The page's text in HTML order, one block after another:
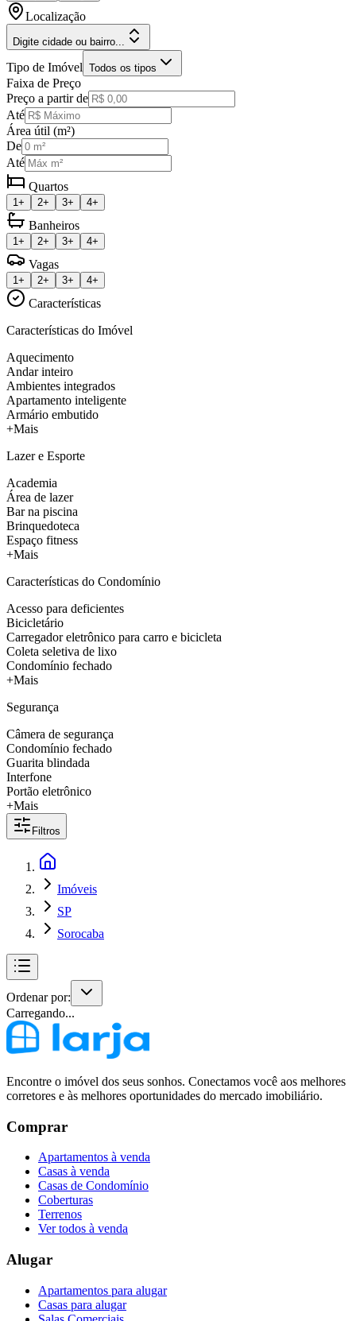
Localização
Digite cidade ou bairro...
Tipo de Imóvel Todos os tipos
Faixa de Preço
Preço a partir de
Até
Área útil (m²)
De
Até
Quartos
1+ 2+ 3+ 4+
Banheiros
1+ 2+ 3+ 4+
Vagas
1+ 2+ 3+ 4+
Características
Características do Imóvel
Aquecimento
Andar inteiro
Ambientes integrados
Apartamento inteligente
Armário embutido
+Mais
Lazer e Esporte
Academia
Área de lazer
Bar na piscina
Brinquedoteca
Espaço fitness
+Mais
Características do Condomínio
Acesso para deficientes
Bicicletário
Carregador eletrônico para carro e bicicleta
Coleta seletiva de lixo
Condomínio fechado
+Mais
Segurança
Câmera de segurança
Condomínio fechado
Guarita blindada
Interfone
Portão eletrônico
+Mais
Filtros
Imóveis
SP
Sorocaba
Ordenar por:
Carregando...
Encontre o imóvel dos seus sonhos. Conectamos você aos melhores
corretores e às melhores oportunidades do mercado imobiliário.
Comprar
Apartamentos à venda
Casas à venda
Casas de Condomínio
Coberturas
Terrenos
Ver todos à venda
Alugar
Apartamentos para alugar
Casas para alugar